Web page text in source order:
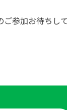
参加お待ちして